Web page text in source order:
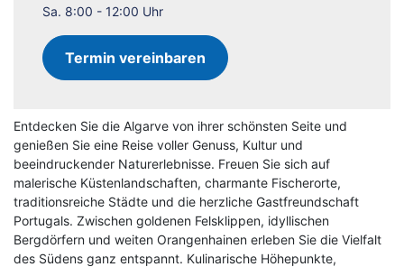
Entdecken Sie die Algarve von ihrer schönsten Seite und
genießen Sie eine Reise voller Genuss, Kultur und
beeindruckender Naturerlebnisse. Freuen Sie sich auf
malerische Küstenlandschaften, charmante Fischerorte,
traditionsreiche Städte und die herzliche Gastfreundschaft
Portugals. Zwischen goldenen Felsklippen, idyllischen
Bergdörfern und weiten Orangenhainen erleben Sie die Vielfalt
des Südens ganz entspannt. Kulinarische Höhepunkte,
Sa. 8:00 - 12:00 Uhr
Termin vereinbaren